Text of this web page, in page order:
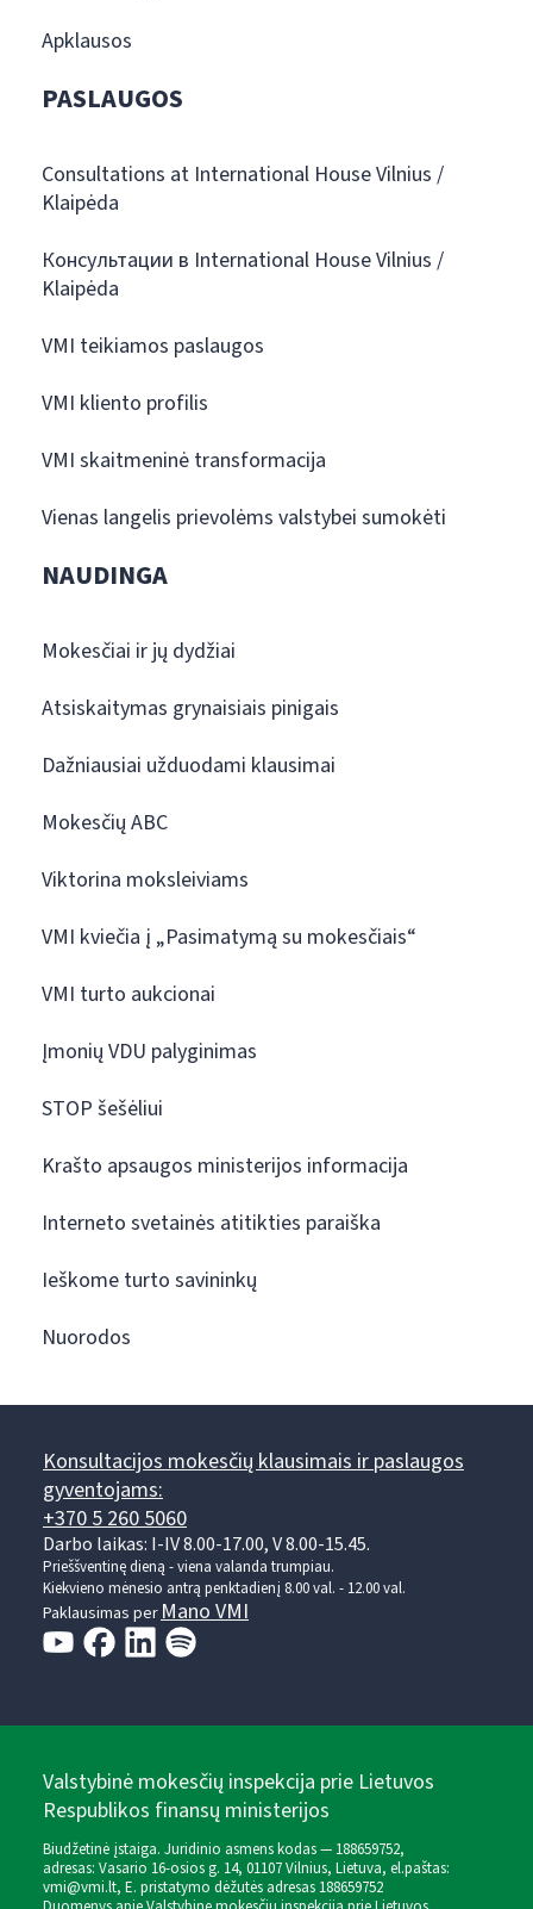
Apklausos
PASLAUGOS
Consultations at International House Vilnius /
Klaipėda
Консультации в International House Vilnius /
Klaipėda
VMI teikiamos paslaugos
VMI kliento profilis
VMI skaitmeninė transformacija
Vienas langelis prievolėms valstybei sumokėti
NAUDINGA
Mokesčiai ir jų dydžiai
Atsiskaitymas grynaisiais pinigais
Dažniausiai užduodami klausimai
Mokesčių ABC
Viktorina moksleiviams
VMI kviečia į „Pasimatymą su mokesčiais“
VMI turto aukcionai
Įmonių VDU palyginimas
STOP šešėliui
Krašto apsaugos ministerijos informacija
Interneto svetainės atitikties paraiška
Ieškome turto savininkų
Nuorodos
Konsultacijos mokesčių klausimais ir paslaugos
gyventojams:
+370 5 260 5060
Darbo laikas: I-IV 8.00-17.00, V 8.00-15.45.
Prieššventinę dieną - viena valanda trumpiau.
Kiekvieno mėnesio antrą penktadienį 8.00 val. - 12.00 val.
Paklausimas per Mano VMI
Valstybinė mokesčių inspekcija prie Lietuvos
Respublikos finansų ministerijos
Biudžetinė įstaiga. Juridinio asmens kodas — 188659752,
adresas: Vasario 16-osios g. 14, 01107 Vilnius, Lietuva, el.paštas:
vmi@vmi.lt, E. pristatymo dėžutės adresas 188659752